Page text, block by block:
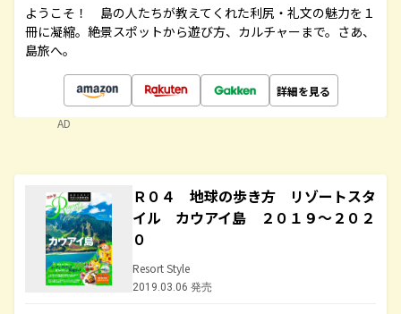
ようこそ！ 島の人たちが教えてくれた利尻・礼文の魅力を１
冊に凝縮。絶景スポットから遊び方、カルチャーまで。さあ、
島旅へ。
詳細を見る
AD
Ｒ０４ 地球の歩き方 リゾートスタ
イル カウアイ島 ２０１９～２０２
０
Resort Style
2019.03.06 発売